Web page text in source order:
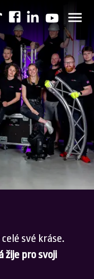
své kráse.
žije pro svoji